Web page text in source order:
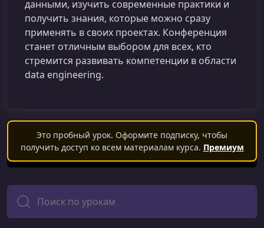
данными, изучить современные практики и
получить знания, которые можно сразу
применять в своих проектах. Конференция
станет отличным выбором для всех, кто
стремится развивать компетенции в области
data engineering.
Это пробный урок. Оформите подписку, чтобы
получить доступ ко всем материалам курса. Премиум
Поиск